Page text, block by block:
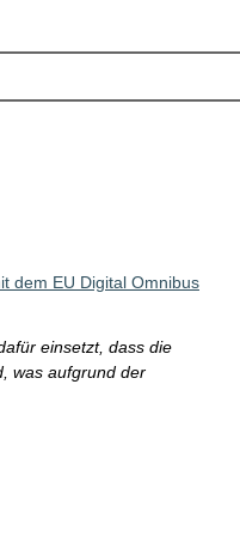
dem EU Digital Omnibus
einsetzt, dass die
was aufgrund der